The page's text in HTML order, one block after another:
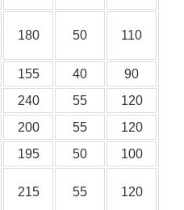
180 50 110
155 40
90
240 55
120
200 55
120
195 50
100
215 55 120